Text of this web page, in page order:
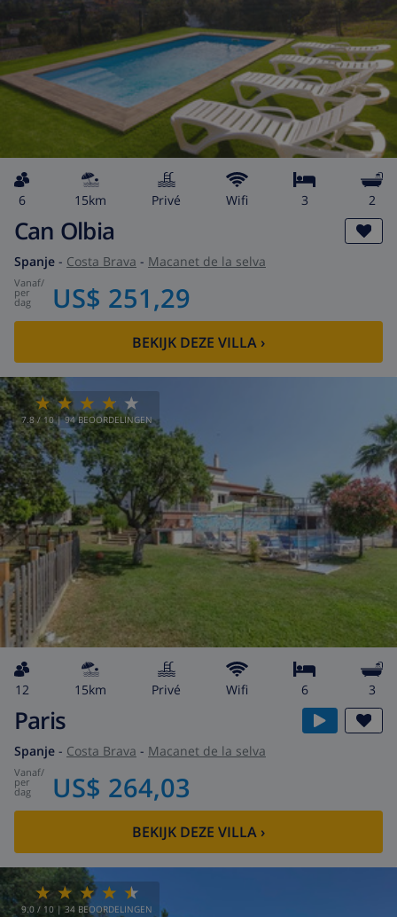
6 15km privé wifi 3 2
Can Olbia
Spanje - Costa Brava - Macanet de la selva
vanaf/
per
dag US$ 251,29
BEKIJK DEZE VILLA ›
7.8/ 10 |94 BEOORDELINGEN
12 15km privé wifi 6 3
Paris
Spanje - Costa Brava - Macanet de la selva
vanaf/
per
dag US$ 264,03
BEKIJK DEZE VILLA ›
9.0 / 10 |34 BEOORDELINGEN